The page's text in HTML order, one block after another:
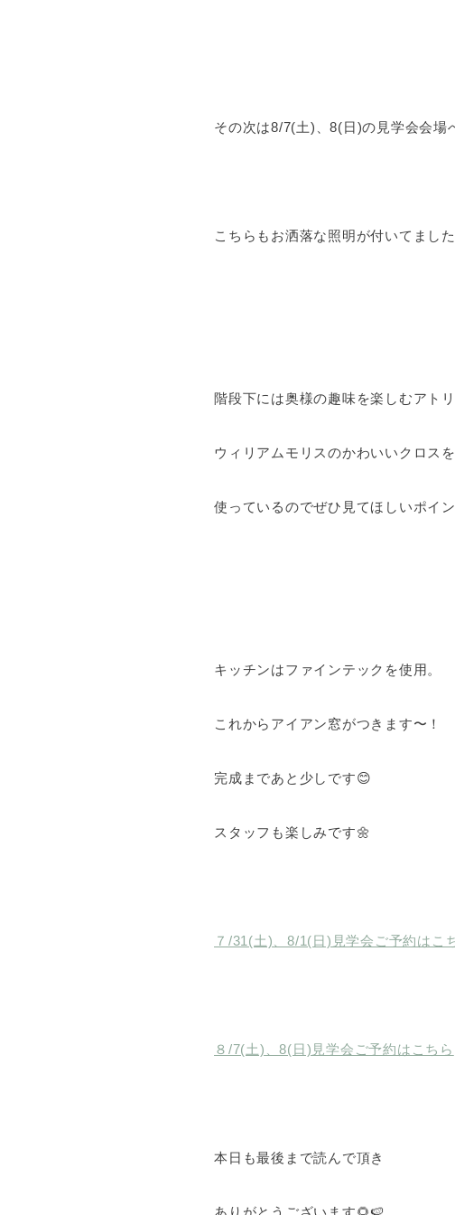
その次は8/7(土)、8(日)の見学会会場
こちらもお洒落な照明が付いてまし
階段下には奥様の趣味を楽しむアト
ウィリアムモリスのかわいいクロスを
使っているのでぜひ見てほしいポイ
キッチンはファインテックを使用。
これからアイアン窓がつきます〜！
完成まであと少しです😊
スタッフも楽しみです🌼
７/31(土)、8/1(日)見学会ご予約はこ
８/7(土)、8(日)見学会ご予約はこちら
本日も最後まで読んで頂き
ありがとうございます🌻🍉